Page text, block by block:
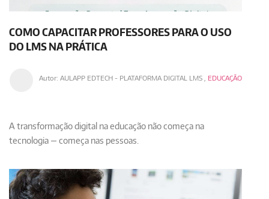
COMO CAPACITAR PROFESSORES PARA O USO
DO LMS NA PRÁTICA
Autor: AULAPP EDTECH - PLATAFORMA DIGITAL LMS, EDUCAÇÃO
A transformação digital na educação não começa na
tecnologia — começa nas pessoas.